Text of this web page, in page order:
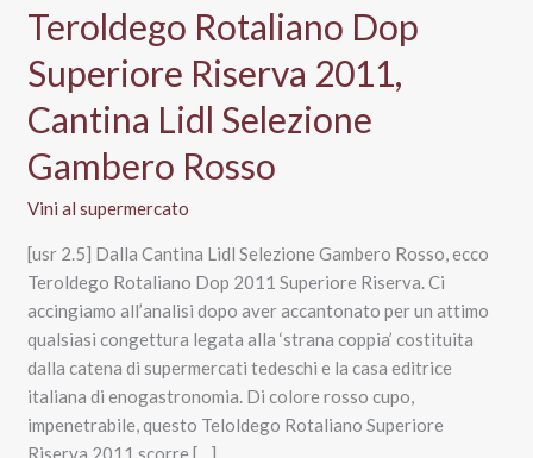
Teroldego Rotaliano Dop
Superiore Riserva 2011,
Cantina Lidl Selezione
Gambero Rosso
Vini al supermercato
[usr 2.5] Dalla Cantina Lidl Selezione Gambero Rosso, ecco
Teroldego Rotaliano Dop 2011 Superiore Riserva. Ci
accingiamo all’analisi dopo aver accantonato per un attimo
qualsiasi congettura legata alla ‘strana coppia’ costituita
dalla catena di supermercati tedeschi e la casa editrice
italiana di enogastronomia. Di colore rosso cupo,
impenetrabile, questo Teloldego Rotaliano Superiore
Riserva 2011 scorre […]